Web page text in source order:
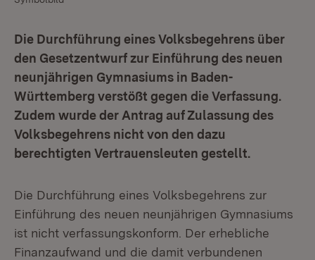
Die Durchführung eines Volksbegehrens über
den Gesetzentwurf zur Einführung des neuen
neunjährigen Gymnasiums in Baden-
Württemberg verstößt gegen die Verfassung.
Zudem wurde der Antrag auf Zulassung des
Volksbegehrens nicht von den dazu
berechtigten Vertrauensleuten gestellt.
Die Durchführung eines Volksbegehrens zur
Einführung des neuen neunjährigen Gymnasiums
ist nicht verfassungskonform. Der erhebliche
Finanzaufwand und die damit verbundenen